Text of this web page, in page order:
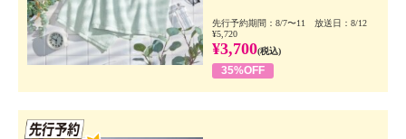
先行予約期間：8/7〜11 放送日：8/12
¥5,720
¥3,700(税込)
35%OFF